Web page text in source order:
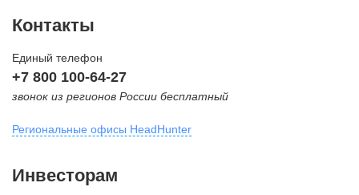
Контакты
Единый телефон
+7 800 100-64-27
звонок из регионов России бесплатный
Региональные офисы HeadHunter
внутригородская территория
Инвесторам